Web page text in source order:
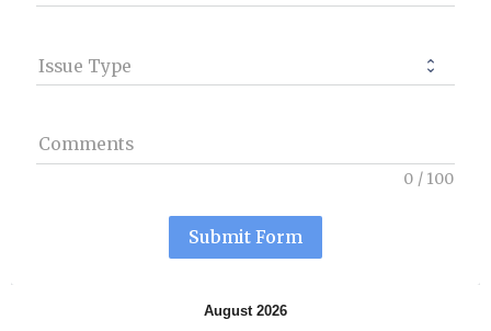
Issue Type
Comments
0 / 100
Submit Form
August 2026